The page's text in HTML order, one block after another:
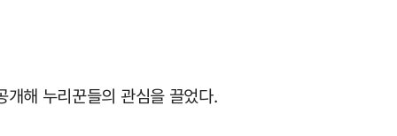
해 누리꾼들의 관심을 끌었다.